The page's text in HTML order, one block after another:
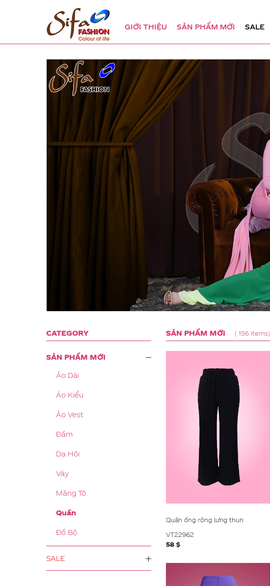
GIỚI THIỆU SẢN PHẨM MỚI SALE
CATEGORY
SẢN PHẨM MỚI
Áo Dài
Áo Kiểu
Áo Vest
Đầm
Dạ Hội
Váy
Măng Tô
Quần
Đồ Bộ
SALE
SẢN PHẨM MỚI ( 156 Items)
Quần ống rộng lưng thun
VT22962
58 $